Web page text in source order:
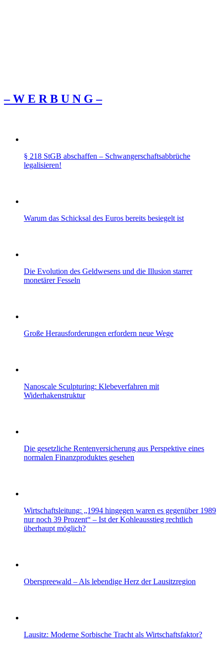
– W Ε R Β U Ν G –
§ 218 StGB abschaffen – Schwangerschaftsabbrüche
legalisieren!
Warum das Schicksal des Euros bereits besiegelt ist
Die Evolution des Geldwesens und die Illusion starrer
monetärer Fesseln
Große Herausforderungen erfordern neue Wege
Nanoscale Sculpturing: Klebeverfahren mit
Widerhakenstruktur
Die gesetzliche Rentenversicherung aus Perspektive eines
normalen Finanzproduktes gesehen
Wirtschaftsleitung: „1994 hingegen waren es gegenüber 1989
nur noch 39 Prozent“ – Ist der Kohleausstieg rechtlich
überhaupt möglich?
Oberspreewald – Als lebendige Herz der Lausitzregion
Lausitz: Moderne Sorbische Tracht als Wirtschaftsfaktor?